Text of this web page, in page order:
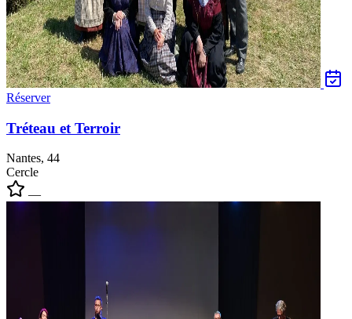
Réserver
Tréteau et Terroir
Nantes, 44
Cercle
—